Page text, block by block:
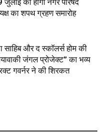
जुलाई को होगा नगर परिषद
का शपथ ग्रहण समारोह
साहिब और द स्कॉलर्स होम की
जंगल प्रोजेक्ट” का भव्य
गवर्नर ने की शिरकत